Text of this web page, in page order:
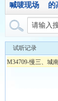
喊唛现场 的
试听记录
M34709-慢三、城